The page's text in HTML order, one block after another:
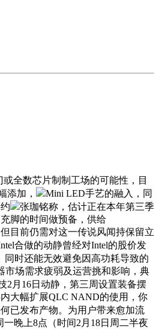
全数芯片制制工场的可能性，目
添加，
Mini LED手艺的融入，同
张珈铭称，估计正在本年第三季
脚的时间做预备，供给
目前仍需对这一传说风闻持保留立
合做的动静曾经对Intel的股价发
时还能无效避免因高功耗导致的
市场需求疲弱及运营挑和影响，典
2月16日动静，第三周设置装备摆
大幅扩展QLC NAND的使用，你
已发布产物。为用户带来愈加流
晚上8点（时间2月18日周二半夜